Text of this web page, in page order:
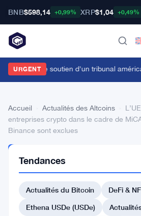
BNB$598,14 +0,99% XRP$1,04 +0,49%
URGENT
obtient le soutien d'un tribunal
Accueil Actualités des Altcoins
entreprises crypto dans le cadre de
Binance sont exclues
DES
ALTCOINS
L’UE
approuve
Tendances
Actualités du Bitcoin
DeFi &
Ethena USDe (USDe)